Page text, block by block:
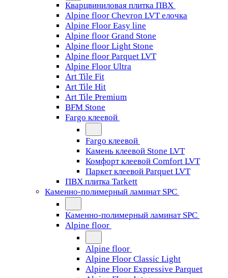
Кварцвиниловая плитка ПВХ
Alpine floor Chevron LVT елочка
Alpine Floor Easy line
Alpine floor Grand Stone
Alpine floor Light Stone
Alpine floor Parquet LVT
Alpine Floor Ultra
Art Tile Fit
Art Tile Hit
Art Tile Premium
BFM Stone
Fargo клеевой
Fargo клеевой
Камень клеевой Stone LVT
Комфорт клеевой Comfort LVT
Паркет клеевой Parquet LVT
ПВХ плитка Tarkett
Каменно-полимерный ламинат SPC
Каменно-полимерный ламинат SPC
Alpine floor
Alpine floor
Alpine Floor Classic Light
Alpine Floor Expressive Parquet